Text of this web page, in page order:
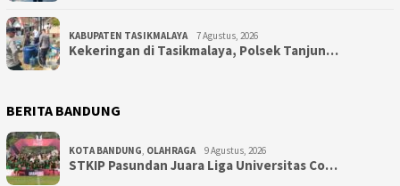
KABUPATEN TASIKMALAYA 7 Agustus, 2026
Kekeringan di Tasikmalaya, Polsek Tanjun…
BERITA BANDUNG
KOTA BANDUNG, OLAHRAGA 9 Agustus, 2026
STKIP Pasundan Juara Liga Universitas Co…